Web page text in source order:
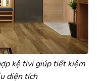
kệ tivi giúp tiết kiệm
diện tích